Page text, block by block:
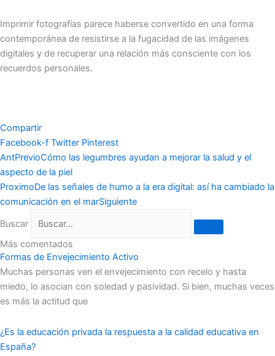
Imprimir fotografías parece haberse convertido en una forma
contemporánea de resistirse a la fugacidad de las imágenes
digitales y de recuperar una relación más consciente con los
recuerdos personales.
Compartir
Facebook-f Twitter Pinterest
AntPrevioCómo las legumbres ayudan a mejorar la salud y el
aspecto de la piel
ProximoDe las señales de humo a la era digital: así ha cambiado la
comunicación en el marSiguiente
Buscar
Más comentados
Formas de Envejecimiento Activo
Muchas personas ven el envejecimiento con recelo y hasta
miedo, lo asocian con soledad y pasividad. Si bien, muchas veces
es más la actitud que
¿Es la educación privada la respuesta a la calidad educativa en
España?